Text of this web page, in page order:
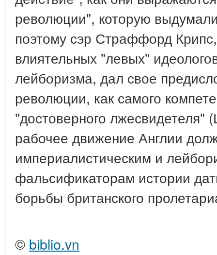
революции", которую
поэтому сэр Страффорд
влиятельных "левых"
лейборизма, дал свое
революции, как самого
"достоверного
рабочее движение Англии
империалистическим и
фальсификаторам истории
борьбы британского
© biblio.vn